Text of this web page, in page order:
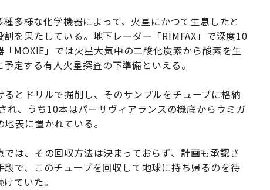
多様な化学機器によって、火星にかつて生息したと
を果たしている。地下レーダー「RIMFAX」で深度10
MOXIE」では火星大気中の二酸化炭素から酸素を生
定する有人火星探査の下準備といえる。
とドリルで掘削し、そのサンプルをチューブに格納
、うち10本はパーサヴィアランスの機底からウミガ
表に置かれている。
は、その回収方法は決まっておらず、計画も承認さ
で、このチューブを回収して地球に持ち帰るのを待
ていた。